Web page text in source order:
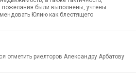
пожелания были выполнены, учтены
Юлию как блестящего
риелторов Александру Арбатову